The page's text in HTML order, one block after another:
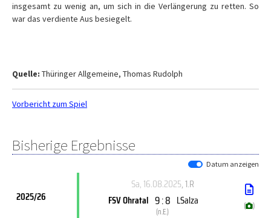
insgesamt zu wenig an, um sich in die Verlängerung zu retten. So
war das verdiente Aus besiegelt.
Quelle: Thüringer Allgemeine, Thomas Rudolph
Vorbericht zum Spiel
Bisherige Ergebnisse
Datum anzeigen
2025/26
Sa, 16.08.2025, 1.R
FSV Ohratal 9 : 8
(n.E.)
LSalza ( )